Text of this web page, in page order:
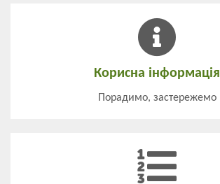
Корисна інформація
Порадимо, застережемо